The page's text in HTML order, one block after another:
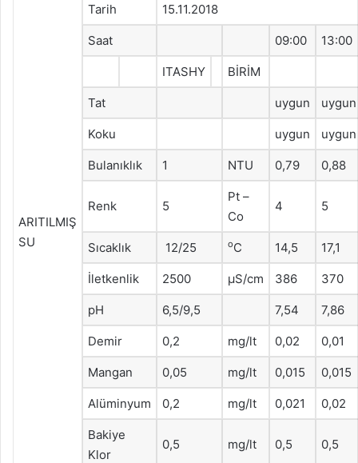
ARITILMIŞ
SU
Tarih 15.11.2018
Saat 09:00 13:00
ITASHY BİRİM
Tat uygun uygun
Koku uygun uygun
Bulanıklık 1 NTU 0,79 0,88
Renk 5
Pt –
Co
4 5
Sıcaklık 12/25 oC 14,5 17,1
İletkenlik 2500 μS/cm 386 370
pH 6,5/9,5 7,54 7,86
Demir 0,2 mg/lt 0,02 0,01
Mangan 0,05 mg/lt 0,015 0,015
Alüminyum 0,2 mg/lt 0,021 0,02
Bakiye
Klor
0,5 mg/lt 0,5 0,5